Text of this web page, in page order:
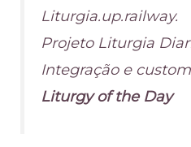
Liturgia.up.railway.
Projeto Liturgia
Integração e
Liturgy of the Day